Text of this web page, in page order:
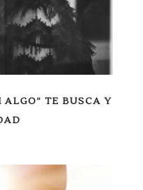
TE BUSCA Y